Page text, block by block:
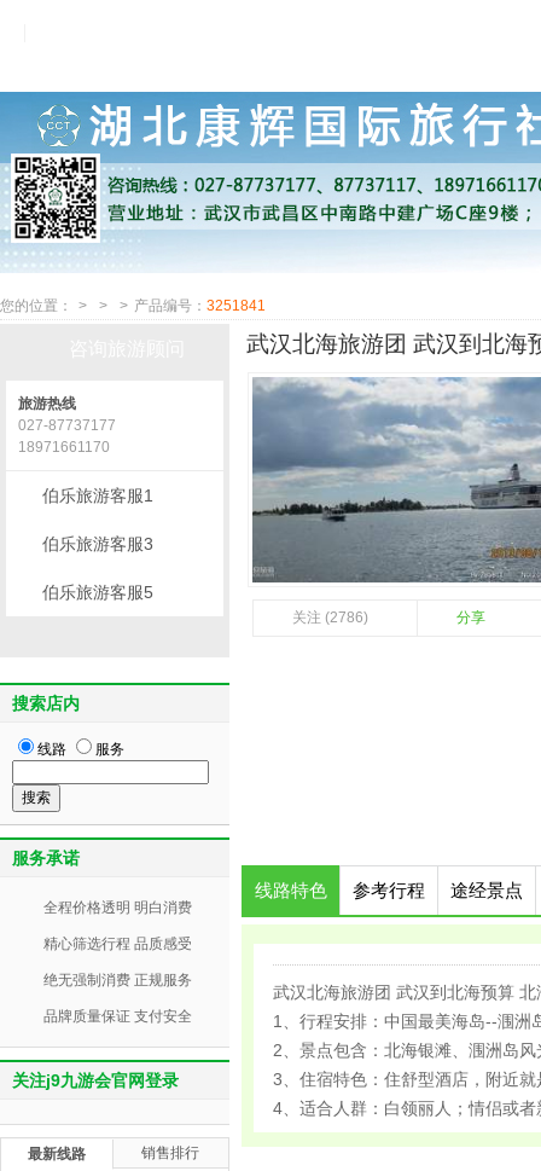
您的位置： > > > 产品编号： 3251841
武汉北海旅游团 武汉到北海
关注 (2786) 分享
线路特色 参考行程 途经景点
武汉北海旅游团 武汉到北海预算
1、行程安排：中国最美海岛--涠洲
2、景点包含：北海银滩、涠洲岛风
3、住宿特色：住舒型酒店，附近
4、适合人群：白领丽人；情侣或
旅游热线
027-87737177
18971661170
伯乐旅游客服1
伯乐旅游客服3
伯乐旅游客服5
搜索店内
线路 服务
服务承诺
全程价格透明 明白消费
精心筛选行程 品质感受
绝无强制消费 正规服务
品牌质量保证 支付安全
关注j9九游会官网登录
最新线路 销售排行